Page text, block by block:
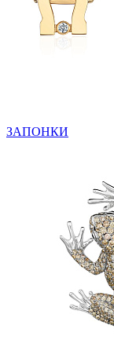
ЗАПОНКИ